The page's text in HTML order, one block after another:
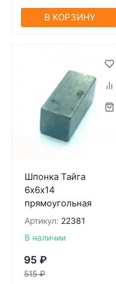
В КОРЗИНУ
Шпонка Тайга
6х6х14
прямоугольная
Артикул: 22381
В наличии
95 ₽
515 ₽